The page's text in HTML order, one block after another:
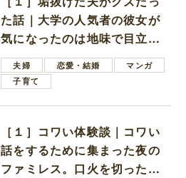
た話｜大学の人気者の彼女が
気になったのは地味で目立た
ない男子学生
夫婦 恋愛・結婚
マンガ
子育て
［１］コワい体験談｜コワい
話をするために集まった夜の
ファミレス。口火を切ったの